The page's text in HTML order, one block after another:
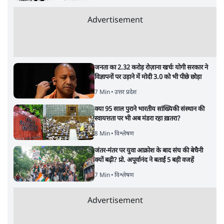
Advertisement
जनता का 2.32 करोड़ रोज़ाना खर्चः योगी सरकार ने
विज्ञापनों पर उड़ाने में मोदी 3.0 को भी पीछे छोड़ा
7 Min• उत्तर प्रदेश
क्या 95 साल पुराने भारतीय सांख्यिकी संस्थान की
स्वायत्तता पर भी अब मंडरा रहा ख़तरा?
8 Min• विश्लेषण
जंतर-मंतर पर युवा आक्रोश के बाद संघ की बेचैनी
क्यों बढ़ी? प्रो. अपूर्वानंद ने बताईं 5 बड़ी वजहें
7 Min• विश्लेषण
Advertisement